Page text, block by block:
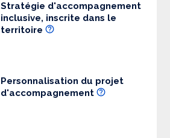
Stratégie d'accompagnement
inclusive, inscrite dans le
territoire
Personnalisation du projet
d'accompagnement